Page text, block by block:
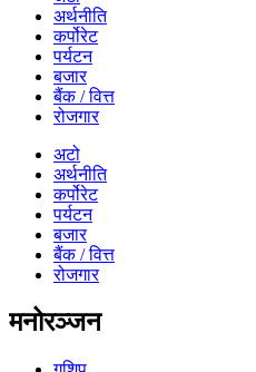
अर्थनीति
कर्पोरेट
पर्यटन
बजार
बैंक / वित्त
रोजगार
अटो
अर्थनीति
कर्पोरेट
पर्यटन
बजार
बैंक / वित्त
रोजगार
मनोरञ्जन